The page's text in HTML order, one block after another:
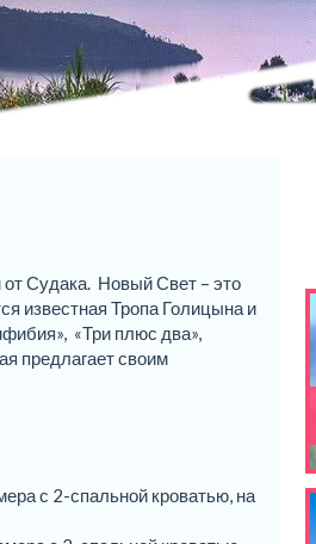
Судака. Новый Свет – это
известная Тропа Голицына и
«Три плюс два»,
предлагает своим
с 2-спальной кроватью, на